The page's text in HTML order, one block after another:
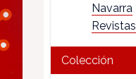
Navarra
Revistas
Colección